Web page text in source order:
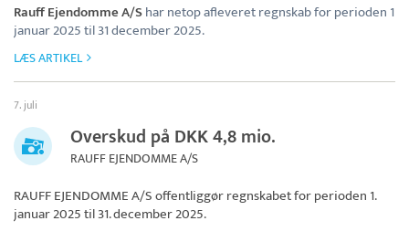
Rauff Ejendomme A/Shar netop afleveret regnskab for perioden 1
januar 2025 til 31 december 2025.
LÆS ARTIKEL
7. juli
Overskud på DKK 4,8 mio.
RAUFF EJENDOMME A/S
RAUFF EJENDOMME A/Soffentliggør regnskabet for perioden 1.
januar 2025 til 31. december 2025.